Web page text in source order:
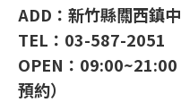
ADD：新竹縣關西鎮
TEL：03-587-2051
OPEN：09:00~21:00
預約）